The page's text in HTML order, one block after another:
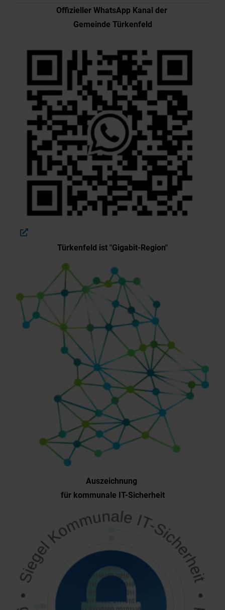
Offizieller WhatsApp Kanal der
Gemeinde Türkenfeld
Türkenfeld ist "Gigabit-Region"
Auszeichnung
für kommunale IT-Sicherheit